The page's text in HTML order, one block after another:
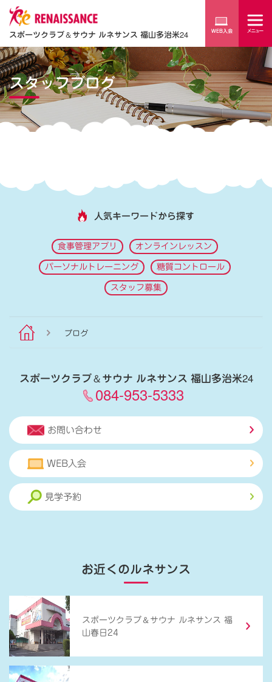
スポーツクラブ＆サウナ ルネサンス 福山多治米24
スタッフブログ
人気キーワードから探す
食事管理アプリ オンラインレッスン
パーソナルトレーニング 糖質コントロール
スタッフ募集
ブログ
スポーツクラブ＆サウナ ルネサンス 福山多治米24
084-953-5333
お問い合わせ
WEB入会
見学予約
お近くのルネサンス
スポーツクラブ ＆ サウナ ルネサンス 福
山春日24